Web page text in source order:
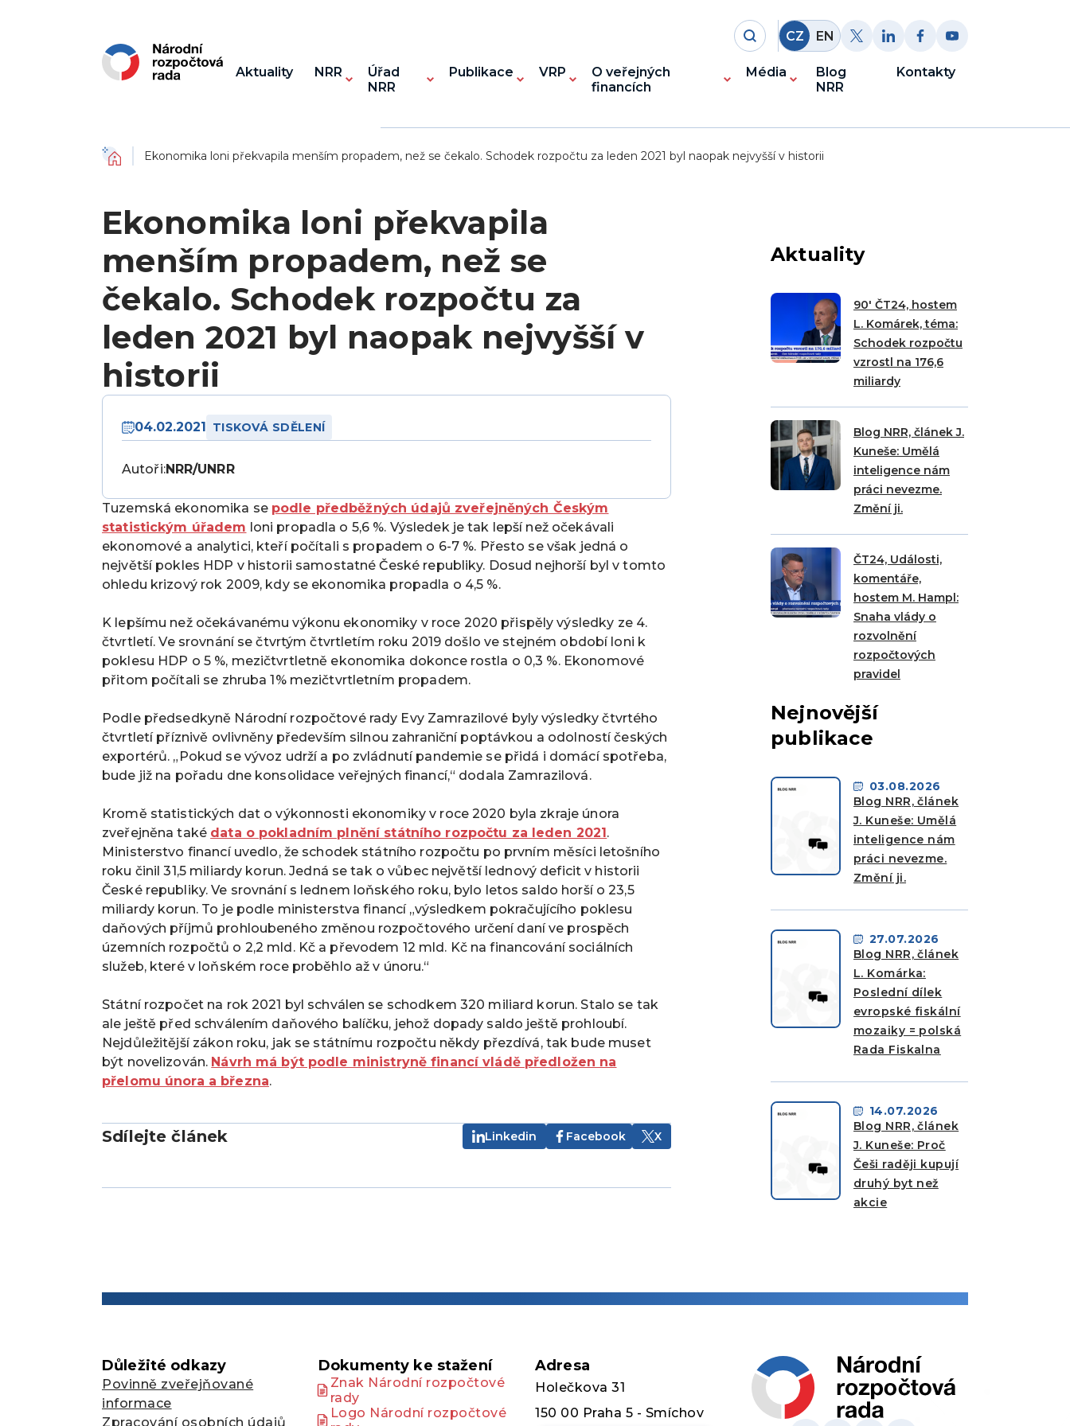
CZ EN
Aktuality NRR
Úřad
NRR
Publikace VRP
O veřejných
financích
Média
Blog
NRR
Kontakty
Domů Ekonomika loni překvapila menším propadem, než se čekalo. Schodek rozpočtu za leden 2021 byl naopak nejvyšší v historii
Ekonomika loni překvapila
menším propadem, než se
čekalo. Schodek rozpočtu za
leden 2021 byl naopak nejvyšší v
historii
04.02.2021 TISKOVÁ SDĚLENÍ
Autoři:NRR/UNRR
Tuzemská ekonomika se podle předběžných údajů zveřejněných Českým
statistickým úřadem loni propadla o 5,6 %. Výsledek je tak lepší než očekávali
ekonomové a analytici, kteří počítali s propadem o 6-7 %. Přesto se však jedná o
největší pokles HDP v historii samostatné České republiky. Dosud nejhorší byl v tomto
ohledu krizový rok 2009, kdy se ekonomika propadla o 4,5 %.
K lepšímu než očekávanému výkonu ekonomiky v roce 2020 přispěly výsledky ze 4.
čtvrtletí. Ve srovnání se čtvrtým čtvrtletím roku 2019 došlo ve stejném období loni k
poklesu HDP o 5 %, mezičtvrtletně ekonomika dokonce rostla o 0,3 %. Ekonomové
přitom počítali se zhruba 1% mezičtvrtletním propadem.
Podle předsedkyně Národní rozpočtové rady Evy Zamrazilové byly výsledky čtvrtého
čtvrtletí příznivě ovlivněny především silnou zahraniční poptávkou a odolností českých
exportérů. „Pokud se vývoz udrží a po zvládnutí pandemie se přidá i domácí spotřeba,
bude již na pořadu dne konsolidace veřejných financí,“ dodala Zamrazilová.
Kromě statistických dat o výkonnosti ekonomiky v roce 2020 byla zkraje února
zveřejněna také data o pokladním plnění státního rozpočtu za leden 2021.
Ministerstvo financí uvedlo, že schodek státního rozpočtu po prvním měsíci letošního
roku činil 31,5 miliardy korun. Jedná se tak o vůbec největší lednový deficit v historii
České republiky. Ve srovnání s lednem loňského roku, bylo letos saldo horší o 23,5
miliardy korun. To je podle ministerstva financí „výsledkem pokračujícího poklesu
daňových příjmů prohloubeného změnou rozpočtového určení daní ve prospěch
územních rozpočtů o 2,2 mld. Kč a převodem 12 mld. Kč na financování sociálních
služeb, které v loňském roce proběhlo až v únoru.“
Státní rozpočet na rok 2021 byl schválen se schodkem 320 miliard korun. Stalo se tak
ale ještě před schválením daňového balíčku, jehož dopady saldo ještě prohloubí.
Nejdůležitější zákon roku, jak se státnímu rozpočtu někdy přezdívá, tak bude muset
být novelizován. Návrh má být podle ministryně financí vládě předložen na
přelomu února a března.
Sdílejte článek Linkedin Facebook X
Aktuality
90′ ČT24, hostem
L. Komárek, téma:
Schodek rozpočtu
vzrostl na 176,6
miliardy
Blog NRR, článek J.
Kuneše: Umělá
inteligence nám
práci nevezme.
Změní ji.
ČT24, Události,
komentáře,
hostem M. Hampl:
Snaha vlády o
rozvolnění
rozpočtových
pravidel
Nejnovější
publikace
03.08.2026
Blog NRR, článek
J. Kuneše: Umělá
inteligence nám
práci nevezme.
Změní ji.
27.07.2026
Blog NRR, článek
L. Komárka:
Poslední dílek
evropské fiskální
mozaiky = polská
Rada Fiskalna
14.07.2026
Blog NRR, článek
J. Kuneše: Proč
Češi raději kupují
druhý byt než
akcie
Důležité odkazy
Povinně zveřejňované
informace
Zpracování osobních údajů
Dokumenty ke stažení
Znak Národní rozpočtové
rady
Logo Národní rozpočtové
Adresa
Holečkova 31
150 00 Praha 5 - Smíchov